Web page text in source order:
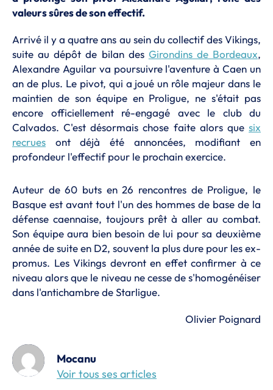
valeurs sûres de son effectif.
Arrivé il y a quatre ans au sein du collectif des Vikings,
suite au dépôt de bilan des Girondins de Bordeaux,
Alexandre Aguilar va poursuivre l'aventure à Caen un
an de plus. Le pivot, qui a joué un rôle majeur dans le
maintien de son équipe en Proligue, ne s'était pas
encore officiellement ré-engagé avec le club du
Calvados. C'est désormais chose faite alors que six
recrues ont déjà été annoncées, modifiant en
profondeur l'effectif pour le prochain exercice.
Auteur de 60 buts en 26 rencontres de Proligue, le
Basque est avant tout l'un des hommes de base de la
défense caennaise, toujours prêt à aller au combat.
Son équipe aura bien besoin de lui pour sa deuxième
année de suite en D2, souvent la plus dure pour les ex-
promus. Les Vikings devront en effet confirmer à ce
niveau alors que le niveau ne cesse de s'homogénéiser
dans l'antichambre de Starligue.
Olivier Poignard
Mocanu
Voir tous ses articles